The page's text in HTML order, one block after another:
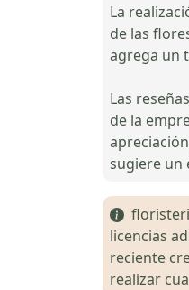
La
de las
agrega un
Las
de la
sugiere un
licencias
reciente
realizar